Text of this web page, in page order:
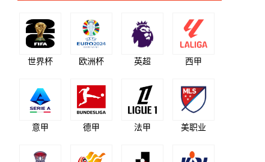
世界杯 欧洲杯 英超 西甲
意甲 德甲 法甲 美职业